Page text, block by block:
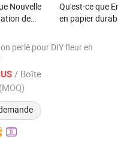
Nouvelle
de
design
ensemble
main
Qu'est-ce que
en papier
avec une
perlé pour DIY fleur en
/ Boîte
(MOQ)
Co., Ltd.
2021